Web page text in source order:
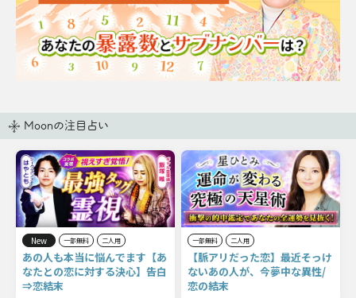
Moonの注目占い
New 一部無料 二人用
あの人も本当に悩んでます【あ
なたとの恋に対する決心】告白
⇒恋結末
一部無料 二人用
【脈アリだった恋】最近そっけ
ないあの人が、今夢中な異性/
恋の結末